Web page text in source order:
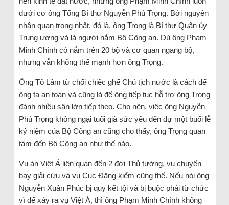
dưới cơ ông Tổng Bí thư Nguyễn Phú Trọng. Bởi nguyên
nhân quan trọng nhất, đó là, ông Trọng là Bí thư Quân ủy
Trung ương và là người nắm Bộ Công an. Dù ông Phạm
Minh Chính có nắm trên 20 bộ và cơ quan ngang bộ,
nhưng vẫn không thể mạnh hơn ông Trọng.
Ông Tô Lâm từ chối chiếc ghế Chủ tịch nước là cách để
ông ta an toàn và cũng là để ông tiếp tục hỗ trợ ông Trọng
đánh nhiều sân lớn tiếp theo. Cho nên, việc ông Nguyễn
Phú Trọng không ngại tuổi già sức yếu đến dự một buổi lễ
kỷ niệm của Bộ Công an cũng cho thấy, ông Trọng quan
tâm đến Bộ Công an như thế nào.
Vụ án Việt Á liên quan đến 2 đời Thủ tướng, vụ chuyến
bay giải cứu và vụ Cục Đăng kiểm cũng thế. Nếu nói ông
Nguyễn Xuân Phúc bị quy kết tội và bị buộc phải từ chức
vì để xảy ra vụ Việt Á, thì ông Phạm Minh Chính không